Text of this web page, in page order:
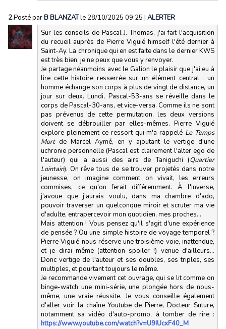
2.Posté parB BLANZATle 28/10/2025 09:25 | ALERTER
Sur les conseils de Pascal J. Thomas, j'ai fait l'acquisition
du recueil auprès de Pierre Viguié himself l'été dernier à
Saint-Ay. La chronique qui en est faite dans le dernier KWS
est très bien, je ne peux que vous y renvoyer.
Je partage néanmoins avec le Galion le plaisir que j'ai eu à
lire cette histoire resserrée sur un élément central : un
homme échange son corps à plus de vingt de distance, un
jour sur deux. Lundi, Pascal-53-ans se réveille dans le
corps de Pascal-30-ans, et vice-versa. Comme ils ne sont
pas prévenus de cette permutation, les deux versions
doivent se débrouiller par elles-mêmes. Pierre Viguié
explore pleinement ce ressort qui m'a rappelé Le Temps
Mortde Marcel Aymé, en y ajoutant le vertige d'une
uchronie personnelle (Pascal est clairement l'alter ego de
l'auteur) qui a aussi des airs de Taniguchi (Quartier
Lointain). On rêve tous de se trouver projetés dans notre
jeunesse, on imagine comment on vivait, les erreurs
commises, ce qu'on ferait différemment. À l'inverse,
j'avoue que j'aurais voulu, dans ma chambre d'ado,
pouvoir traverser un quelconque miroir et scruter ma vie
d'adulte, entrapercevoir mon quotidien, mes proches...
Mais attention ! Vous pensez qu'il s'agit d'une expérience
de pensée ? Ou une simple histoire de voyage temporel ?
Pierre Viguié nous réserve une troisième voie, inattendue,
et je dirai même (attention spoiler !) venue d'ailleurs...
Donc vertige de l'auteur et ses doubles, ses triples, ses
multiples, et pourtant toujours le même.
Je recommande vivement cet ouvrage, qui se lit comme on
binge-watch une mini-série, une plongée hors de nous-
même, une vraie réussite. Je vous conseille également
d'aller voir la chaîne Youtube de Pierre, Docteur Suture,
notamment sa vidéo d'auto-promo, à tomber de rire :
https://www.youtube.com/watch?v=U9IUcxF40_M